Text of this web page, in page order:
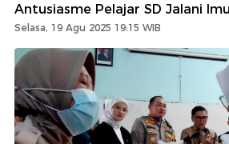
Antusiasme Pelajar SD Jalani
Selasa, 19 Agu 2025 19:15 WIB